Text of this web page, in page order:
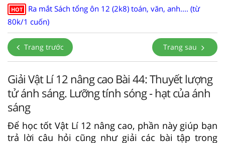
HOT
Ra mắt Sách tổng ôn 12 (2k8) toán, văn, anh.... (từ
80k/1 cuốn)
Trang trước Trang sau
Giải Vật Lí 12 nâng cao Bài 44: Thuyết lượng
tử ánh sáng. Lưỡng tính sóng - hạt của ánh
sáng
Để học tốt Vật Lí 12 nâng cao, phần này giúp bạn
trả lời câu hỏi cũng như giải các bài tập trong